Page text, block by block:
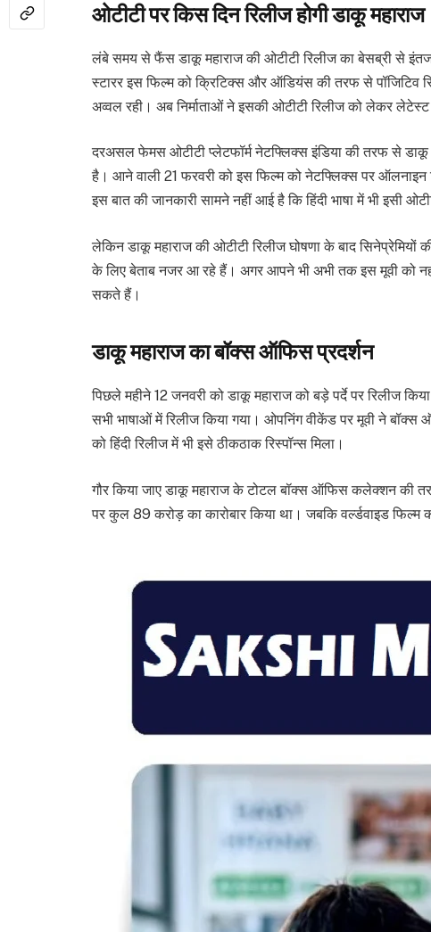
ओटीटी पर किस दिन रिलीज होगी डाकू महाराज
लंबे समय से फैंस डाकू महाराज की ओटीटी रिलीज का बेसब्री से
स्टारर इस फिल्म को क्रिटिक्स और ऑडियंस की तरफ से पॉजिटिव
अव्वल रही। अब निर्माताओं ने इसकी ओटीटी रिलीज को लेकर लेटेस्ट
दरअसल फेमस ओटीटी प्लेटफॉर्म नेटफ्लिक्स इंडिया की तरफ से
है। आने वाली 21 फरवरी को इस फिल्म को नेटफ्लिक्स पर
इस बात की जानकारी सामने नहीं आई है कि हिंदी भाषा में भी इसी
लेकिन डाकू महाराज की ओटीटी रिलीज घोषणा के बाद
के लिए बेताब नजर आ रहे हैं। अगर आपने भी अभी तक इस मूवी को
सकते हैं।
डाकू महाराज का बॉक्स ऑफिस प्रदर्शन
पिछले महीने 12 जनवरी को डाकू महाराज को बड़े पर्दे पर रिलीज
सभी भाषाओं में रिलीज किया गया। ओपनिंग वीकेंड पर मूवी ने
को हिंदी रिलीज में भी इसे ठीकठाक रिस्पॉन्स मिला।
गौर किया जाए डाकू महाराज के टोटल बॉक्स ऑफिस कलेक्शन की
पर कुल 89 करोड़ का कारोबार किया था। जबकि वर्ल्डवाइड फिल्म